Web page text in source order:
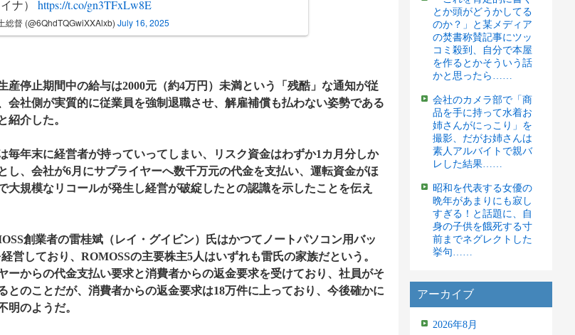
ナ） https://t.co/gn3TFxLw8E
督 (@6QhdTQGwiXXAlxb) July 16, 2025
産停止期間中の給与は2000元（約4万円）未満という「残酷」な通知が従
会社側が実質的に従業員を強制退職させ、解雇補償も払わない姿勢である
紹介した。
毎年末に経営者が持っていってしまい、リスク資金はわずか1カ月分しか
し、会社が6月にサプライヤーへ数千万元の代金を支払い、運転資金がほ
大規模なリコールが発生し経営が破綻したとの認識を示したことを伝え
創業者の雷桂斌（レイ・グイビン）氏はかつてノートパソコン用バッ
営しており、ROMOSSの主要株主5人はいずれも雷氏の家族だという。
ーからの代金支払い要求と消費者からの返金要求を受けており、社員がそ
とのことだが、消費者からの返金要求は18万件に上っており、今後確かに
明のようだ。
とか頭がどうかしてる
のか？」と某メディア
の焚書称賛記事にツッ
コミ殺到、自分で本屋
を作るとかそういう話
かと思ったら……
会社のカメラ部で「商
品を手に持って水着お
姉さんがにっこり」を
撮影、だがお姉さんは
素人アルバイトで親バ
レした結果……
昭和を代表する女優の
晩年があまりにも寂し
すぎる！と話題に、自
身の子供を餓死する寸
前までネグレクトした
挙句……
アーカイブ
2026年8月